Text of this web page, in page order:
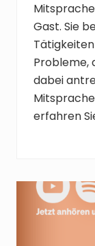
Gast. Sie
Probleme,
dabei
erfahren